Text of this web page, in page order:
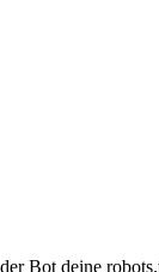
Bot deine